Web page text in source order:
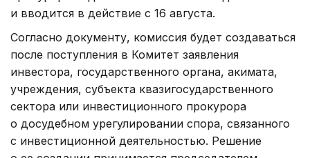
и вводится в действие с 16 августа.
Согласно документу, комиссия будет создаваться
после поступления в Комитет заявления
инвестора, государственного органа, акимата,
учреждения, субъекта квазигосударственного
сектора или инвестиционного прокурора
о досудебном урегулировании спора, связанного
с инвестиционной деятельностью. Решение